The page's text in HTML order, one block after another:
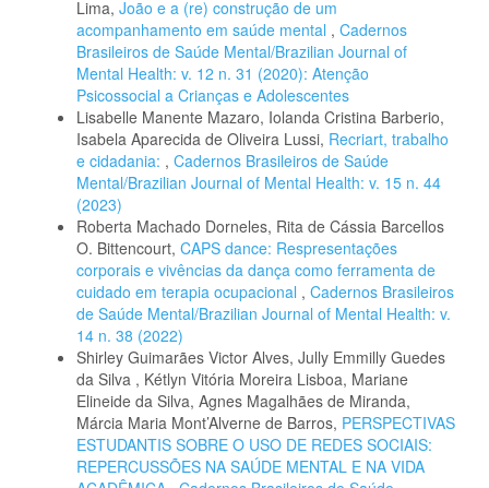
Lima, João e a (re) construção de um
acompanhamento em saúde mental , Cadernos
Brasileiros de Saúde Mental/Brazilian Journal of
Mental Health: v. 12 n. 31 (2020): Atenção
Psicossocial a Crianças e Adolescentes
Lisabelle Manente Mazaro, Iolanda Cristina Barberio,
Isabela Aparecida de Oliveira Lussi, Recriart, trabalho
e cidadania: , Cadernos Brasileiros de Saúde
Mental/Brazilian Journal of Mental Health: v. 15 n. 44
(2023)
Roberta Machado Dorneles, Rita de Cássia Barcellos
O. Bittencourt, CAPS dance: Respresentações
corporais e vivências da dança como ferramenta de
cuidado em terapia ocupacional , Cadernos Brasileiros
de Saúde Mental/Brazilian Journal of Mental Health: v.
14 n. 38 (2022)
Shirley Guimarães Victor Alves, Jully Emmilly Guedes
da Silva , Kétlyn Vitória Moreira Lisboa, Mariane
Elineide da Silva, Agnes Magalhães de Miranda,
Márcia Maria Mont’Alverne de Barros, PERSPECTIVAS
ESTUDANTIS SOBRE O USO DE REDES SOCIAIS:
REPERCUSSÕES NA SAÚDE MENTAL E NA VIDA